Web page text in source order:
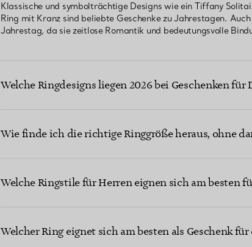
Klassische und symbolträchtige Designs wie ein Tiffany
Ring mit Kranz sind beliebte Geschenke zu Jahrestagen.
Jahrestag, da sie zeitlose Romantik und bedeutungsvolle
Welche Ringdesigns liegen 2026 bei Geschenken für
Wie finde ich die richtige Ringgröße heraus, ohne
Welche Ringstile für Herren eignen sich am besten
Welcher Ring eignet sich am besten als Geschenk